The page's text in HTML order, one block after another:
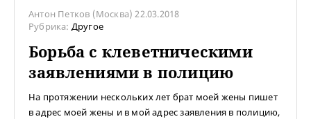
Антон Петков (Москва)22.03.2018
Рубрика: Другое
Борьба с клеветническими
заявлениями в полицию
На протяжении нескольких лет брат моей жены пишет
в адрес моей жены и в мой адрес заявления в полицию,